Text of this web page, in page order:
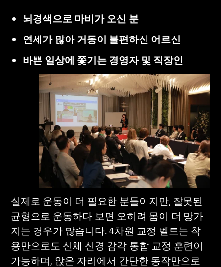
뇌경색으로 마비가 오신 분
연세가 많아 거동이 불편하신 어르신
바쁜 일상에 쫓기는 경영자 및 직장인
실제로 운동이 더 필요한 분들이지만, 잘못된
균형으로 운동하다 보면 오히려 몸이 더 망가
지는 경우가 많습니다. 4차원 교정 벨트는 착
용만으로도 신체 신경 감각 통합 교정 훈련이
가능하며, 앉은 자리에서 간단한 동작만으로